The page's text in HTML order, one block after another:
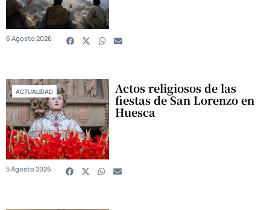
6 Agosto 2026
ACTUALIDAD Actos religiosos de las
fiestas de San Lorenzo en
Huesca
5 Agosto 2026